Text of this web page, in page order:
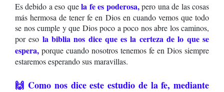
Es debido a eso que la fe es poderosa,pero una de las cosas
más hermosa de tener fe en Dios en cuando vemos que todo
se nos cumple y que Dios poco a poco nos abre los caminos,
por eso la biblia nos dice que es la certeza de lo que se
espera, porque cuando nosotros tenemos fe en Dios siempre
estaremos esperando sus maravillas.
🙌 Como nos dice este estudio de la fe, mediante